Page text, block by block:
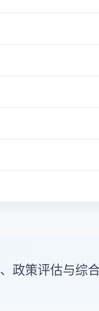
政策评估与综合